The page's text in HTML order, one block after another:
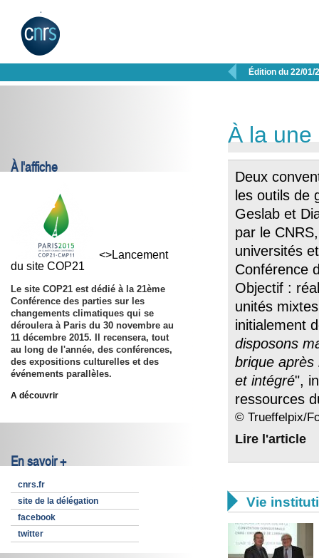
 Édition du 22/01/
À l'affiche
<>Lancement
du site COP21
Le site COP21 est dédié à la 21ème
Conférence des parties sur les
changements climatiques qui se
déroulera à Paris du 30 novembre au
11 décembre 2015. Il recensera, tout
au long de l'année, des conférences,
des expositions culturelles et des
événements parallèles.
A découvrir
En savoir +
cnrs.fr
site de la délégation
facebook
twitter
À la une
Deux
les outils de
Geslab et
par le
universités
Conférence
Objectif :
unités
initialement
disposons
brique après
et intégré",
ressources
© Trueffelpix/
Lire l'article
 Vie